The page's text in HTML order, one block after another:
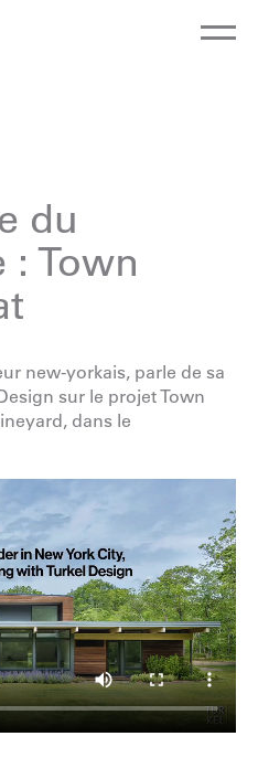
du
Town
new-yorkais, parle de sa
sur le projet Town
dans le